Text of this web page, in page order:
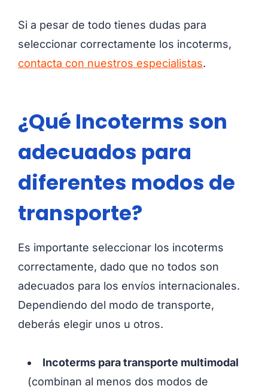
Si a pesar de todo tienes dudas para
seleccionar correctamente los incoterms,
contacta con nuestros especialistas.
¿Qué Incoterms son
adecuados para
diferentes modos de
transporte?
Es importante seleccionar los incoterms
correctamente, dado que no todos son
adecuados para los envíos internacionales.
Dependiendo del modo de transporte,
deberás elegir unos u otros.
Incoterms para transporte multimodal
(combinan al menos dos modos de